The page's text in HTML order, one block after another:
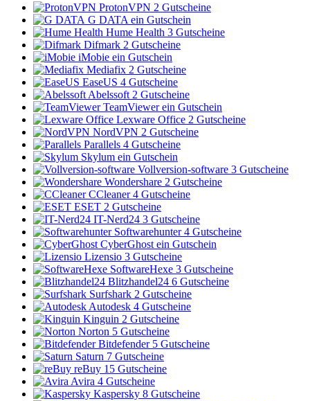
ProtonVPN 2 Gutscheine
G DATA ein Gutschein
Hume Health 3 Gutscheine
Difmark 2 Gutscheine
iMobie ein Gutschein
Mediafix 2 Gutscheine
EaseUS 4 Gutscheine
Abelssoft 2 Gutscheine
TeamViewerein Gutschein
Lexware Office 2 Gutscheine
NordVPN 2 Gutscheine
Parallels 4 Gutscheine
Skylum ein Gutschein
Vollversion-software 3 Gutscheine
Wondershare 2 Gutscheine
CCleaner4 Gutscheine
ESET 2 Gutscheine
IT-Nerd24 3 Gutscheine
Softwarehunter4 Gutscheine
CyberGhost ein Gutschein
Lizensio 3 Gutscheine
SoftwareHexe 3 Gutscheine
Blitzhandel24 6 Gutscheine
Surfshark 2 Gutscheine
Autodesk 4 Gutscheine
Kinguin 2 Gutscheine
Norton 5 Gutscheine
Bitdefender 5 Gutscheine
Saturn 7 Gutscheine
reBuy 15 Gutscheine
Avira 4 Gutscheine
Kaspersky 8 Gutscheine